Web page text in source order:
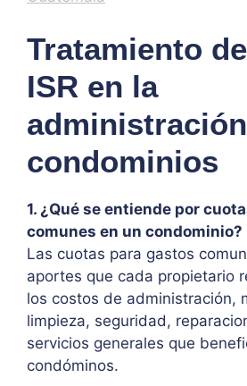
Tratamiento
ISR en la
condominios
1. ¿Qué se entiende por
comunes en un condominio?
Las cuotas para gastos
aportes que cada propietario
los costos de administración,
limpieza, seguridad,
servicios generales que
condóminos.